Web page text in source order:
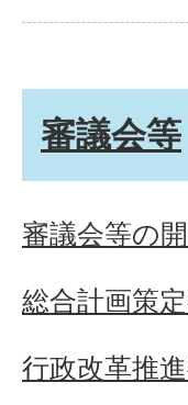
審議会等
審議会等の
総合計画策
行政改革推